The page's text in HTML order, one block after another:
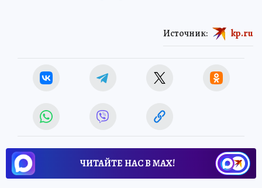
Источник: kp.ru
ЧИТАЙТЕ НАС В МАХ!